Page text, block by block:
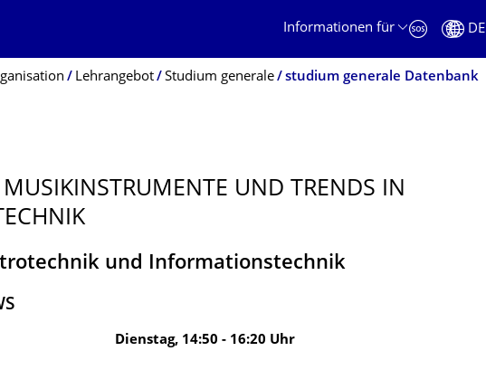
Informationen für
DE
Lehrangebot Studium generale studium generale Datenbank
MUSIKINSTRUMENTE UND TRENDS IN
und Informationstechnik
Dienstag, 14:50 - 16:20 Uhr